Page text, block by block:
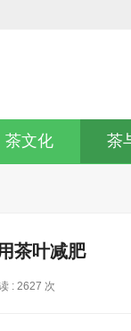
茶文化 茶
茶叶减肥
: 2627 次